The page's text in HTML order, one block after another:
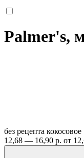
Palmer's,
без рецепта
12,68 — 16,90 р. от